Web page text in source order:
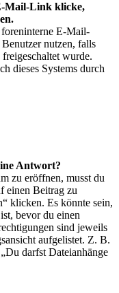
Mail-Link klicke,
E-Mail-
nutzen, falls
wurde.
dieses Systems durch
Antwort?
zu eröffnen, musst du
einen Beitrag zu
klicken. Es könnte sein,
bevor du einen
sind jeweils
aufgelistet. Z. B.
darfst Dateianhänge